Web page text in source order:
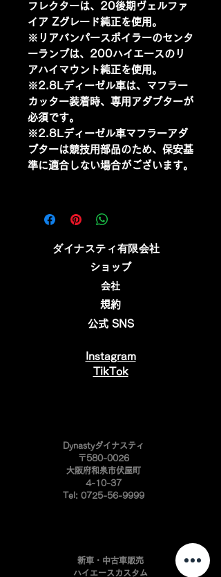
フレクターは、20後期ヴェルファ
イア Zグレード純正を使用。
※リアバンパースポイラーのセンタ
ーランプは、200ハイエースのリ
アハイマウント純正を使用。
※2.8Lディーゼル車は、マフラー
カッター装着時、専用アダプターが
必須です。
※2.8Lディーゼル車マフラーアダ
プターは競技用部品のため、保安基
準に適合しない場合がございます。
​ダイナスティ有限会社
ショップ
会社
規約
公式 SNS
Instagram
​TikTok
​Dynastyダイナスティ
〒580-0026
大阪府和泉市伏屋町
4-10-37
Tel: 0725-56-9999
新車・中古車販売
ハイエースカスタム